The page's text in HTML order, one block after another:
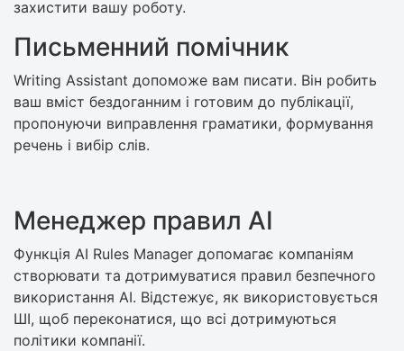
захистити вашу роботу.
Письменний помічник
Writing Assistant допоможе вам писати. Він робить
ваш вміст бездоганним і готовим до публікації,
пропонуючи виправлення граматики, формування
речень і вибір слів.
Менеджер правил AI
Функція AI Rules Manager допомагає компаніям
створювати та дотримуватися правил безпечного
використання AI. Відстежує, як використовується
ШІ, щоб переконатися, що всі дотримуються
політики компанії.